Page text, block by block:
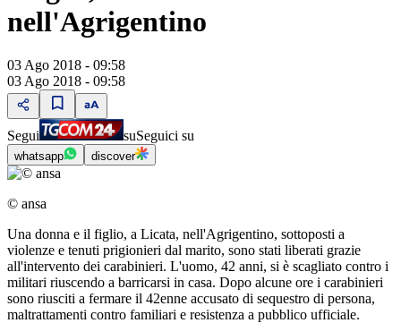
nell'Agrigentino
03 Ago 2018 - 09:58
03 Ago 2018 - 09:58
Segui suSeguici su
whatsapp discover
© ansa
Una donna e il figlio, a Licata, nell'Agrigentino, sottoposti a
violenze e tenuti prigionieri dal marito, sono stati liberati grazie
all'intervento dei carabinieri. L'uomo, 42 anni, si è scagliato contro i
militari riuscendo a barricarsi in casa. Dopo alcune ore i carabinieri
sono riusciti a fermare il 42enne accusato di sequestro di persona,
maltrattamenti contro familiari e resistenza a pubblico ufficiale.